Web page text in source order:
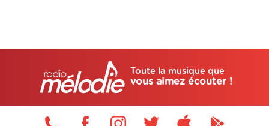
Toute la musique que
vous aimez écouter !